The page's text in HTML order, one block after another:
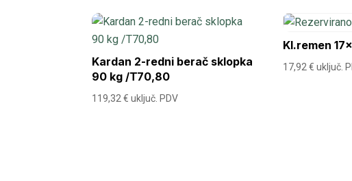
Kardan 2-redni berač sklopka
90 kg /T70,80
119,32€ uključ. PDV
Kl.remen
17,92€ uključ.